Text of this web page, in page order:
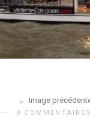
Image
0 COMMENTAIRES